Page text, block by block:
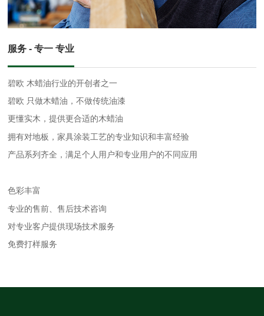
服务 - 专一 专业
碧欧 木蜡油行业的开创者之一
碧欧 只做木蜡油，不做传统油漆
更懂实木，提供更合适的木蜡油
拥有对地板，家具涂装工艺的专业知识和丰富经验
产品系列齐全，满足个人用户和专业用户的不同应用
色彩丰富
专业的售前、售后技术咨询
对专业客户提供现场技术服务
免费打样服务